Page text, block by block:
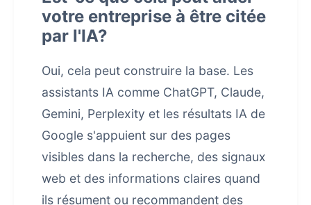
votre entreprise à être citée
par l'IA?
Oui, cela peut construire la base. Les
assistants IA comme ChatGPT, Claude,
Gemini, Perplexity et les résultats IA de
Google s'appuient sur des pages
visibles dans la recherche, des signaux
web et des informations claires quand
ils résument ou recommandent des